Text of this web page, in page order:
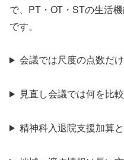
で、PT・OT・STの生活
です。
会議では尺度の点数だ
見直し会議では何を比
精神科入退院支援加算